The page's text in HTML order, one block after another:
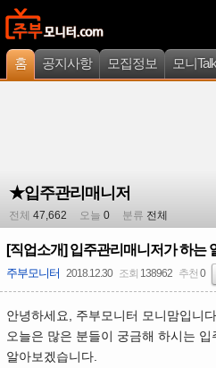
홈 공지사항 모집정보 모니Talk
★입주관리매니저
전체 47,662 오늘 0 분류 전체
[직업소개] 입주관리매니저가 하는
주부모니터 2018.12.30 조회 138962 추천 0
안녕하세요, 주부모니터 모니맘입니
오늘은 많은 분들이 궁금해 하시는
알아보겠습니다.